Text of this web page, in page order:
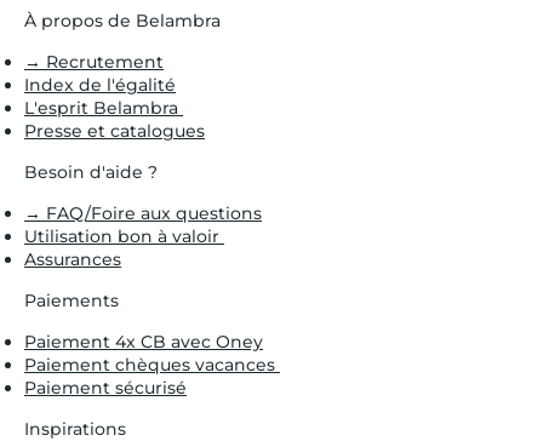
À propos de Belambra
→ Recrutement
Index de l'égalité
L'esprit Belambra
Presse et catalogues
Besoin d'aide ?
→ FAQ/Foire aux questions
Utilisation bon à valoir
Assurances
Paiements
Paiement 4x CB avec Oney
Paiement chèques vacances
Paiement sécurisé
Inspirations